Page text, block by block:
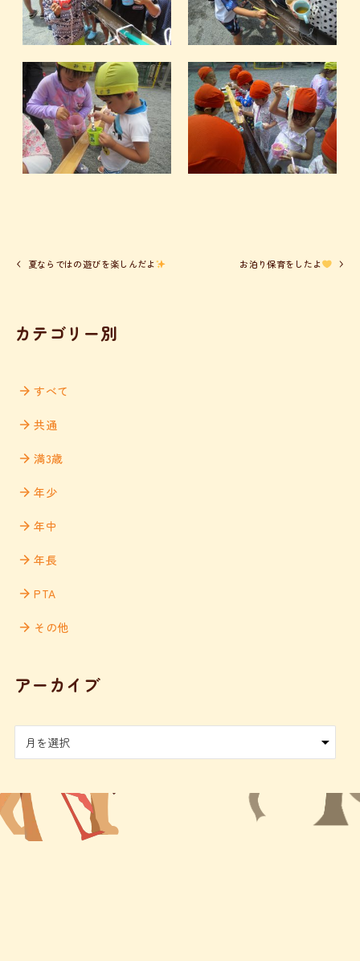
夏ならではの遊びを楽しんだよ お泊り保育をしたよ
カテゴリー別
すべて
共通
満3歳
年少
年中
年長
PTA
その他
アーカイブ
ブ